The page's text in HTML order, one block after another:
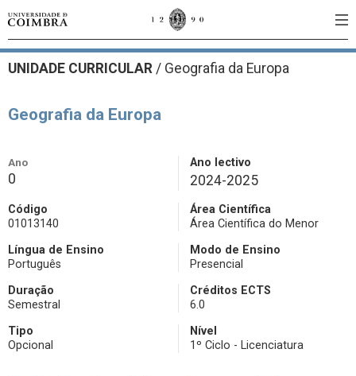
UNIDADE CURRICULAR / Geografia da Europa
Geografia da Europa
Ano
0
Ano lectivo
2024-2025
Código
01013140
Área Científica
Área Científica do Menor
Língua de Ensino
Português
Modo de Ensino
Presencial
Duração
Semestral
Créditos ECTS
6.0
Tipo
Opcional
Nível
1º Ciclo - Licenciatura